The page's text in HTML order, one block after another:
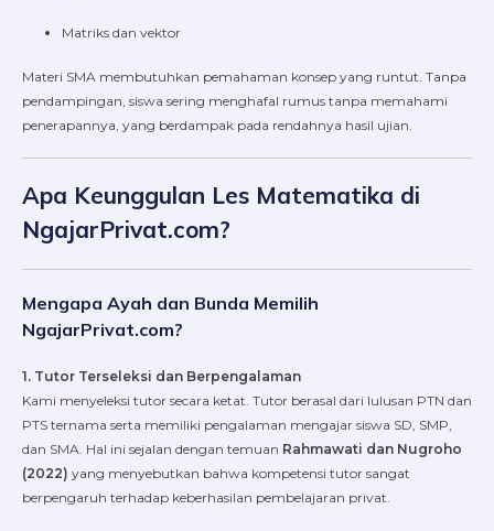
Matriks dan vektor
Materi SMA membutuhkan pemahaman konsep yang runtut. Tanpa
pendampingan, siswa sering menghafal rumus tanpa memahami
penerapannya, yang berdampak pada rendahnya hasil ujian.
Apa Keunggulan Les Matematika di
NgajarPrivat.com?
Mengapa Ayah dan Bunda Memilih
NgajarPrivat.com?
1. Tutor Terseleksi dan Berpengalaman
Kami menyeleksi tutor secara ketat. Tutor berasal dari lulusan PTN dan
PTS ternama serta memiliki pengalaman mengajar siswa SD, SMP,
dan SMA. Hal ini sejalan dengan temuan Rahmawati dan Nugroho
(2022) yang menyebutkan bahwa kompetensi tutor sangat
berpengaruh terhadap keberhasilan pembelajaran privat.